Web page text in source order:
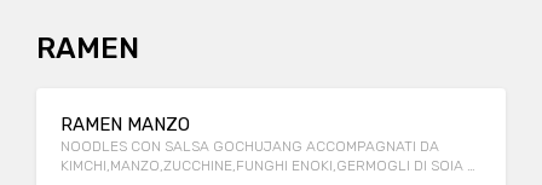
RAMEN
RAMEN MANZO
NOODLES CON SALSA GOCHUJANG ACCOMPAGNATI DA
KIMCHI,MANZO,ZUCCHINE,FUNGHI ENOKI,GERMOGLI DI SOIA E